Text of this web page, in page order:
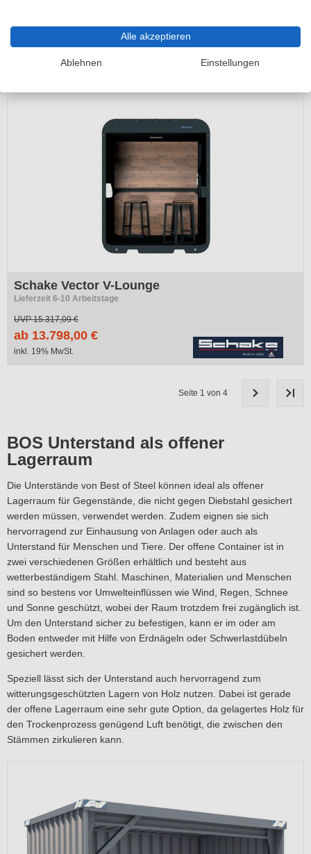
Lieferzeit 6-10 Arbeitstage
UVP12.450,38 €
ab 11.275,30 €
Schake Vector V-Lounge
Lieferzeit 6-10 Arbeitstage
UVP15.317,09 €
ab 13.798,00 €
inkl. 19% MwSt.
Seite 1 von 4
BOS Unterstand als offener
Lagerraum
Die Unterstände von Best of Steel können ideal als offener
Lagerraum für Gegenstände, die nicht gegen Diebstahl gesichert
werden müssen, verwendet werden. Zudem eignen sie sich
hervorragend zur Einhausung von Anlagen oder auch als
Unterstand für Menschen und Tiere. Der offene Container ist in
zwei verschiedenen Größen erhältlich und besteht aus
wetterbeständigem Stahl. Maschinen, Materialien und Menschen
sind so bestens vor Umwelteinflüssen wie Wind, Regen, Schnee
und Sonne geschützt, wobei der Raum trotzdem frei zugänglich ist.
Um den Unterstand sicher zu befestigen, kann er im oder am
Boden entweder mit Hilfe von Erdnägeln oder Schwerlastdübeln
gesichert werden.
Speziell lässt sich der Unterstand auch hervorragend zum
witterungsgeschützten Lagern von Holz nutzen. Dabei ist gerade
der offene Lagerraum eine sehr gute Option, da gelagertes Holz für
den Trockenprozess genügend Luft benötigt, die zwischen den
Stämmen zirkulieren kann.
Alle akzeptieren
Ablehnen Einstellungen